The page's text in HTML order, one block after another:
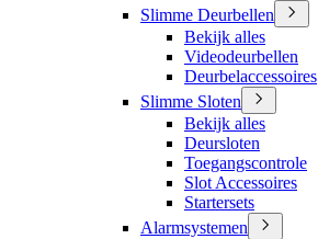
Slimme Deurbellen
Bekijk alles
Videodeurbellen
Deurbelaccessoires
Slimme Sloten
Bekijk alles
Deursloten
Toegangscontrole
Slot Accessoires
Startersets
Alarmsystemen